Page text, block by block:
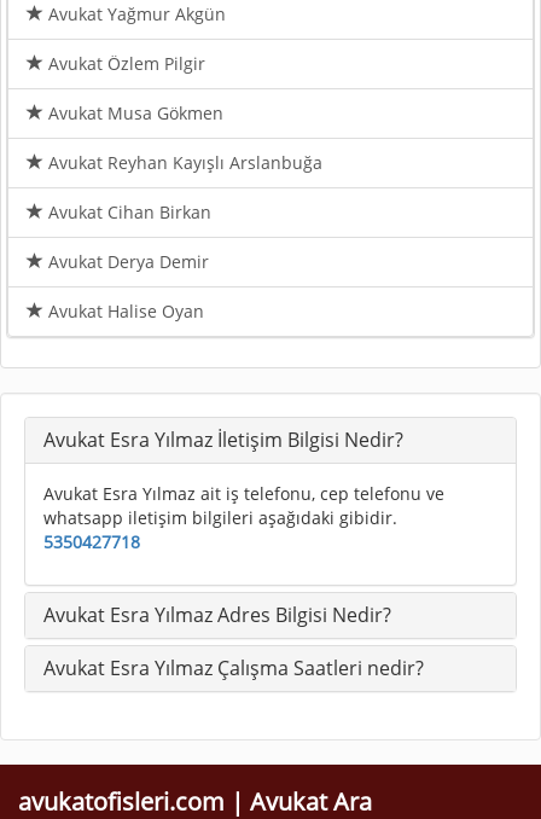
Avukat Yağmur Akgün
Avukat Özlem Pilgir
Avukat Musa Gökmen
Avukat Reyhan Kayışlı Arslanbuğa
Avukat Cihan Birkan
Avukat Derya Demir
Avukat Halise Oyan
Avukat Esra Yılmaz İletişim Bilgisi Nedir?
Avukat Esra Yılmaz ait iş telefonu, cep telefonu ve
whatsapp iletişim bilgileri aşağıdaki gibidir.
5350427718
Avukat Esra Yılmaz Adres Bilgisi Nedir?
Avukat Esra Yılmaz Çalışma Saatleri nedir?
avukatofisleri.com | Avukat Ara